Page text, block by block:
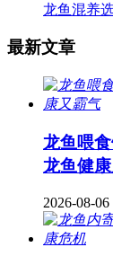
龙鱼混养
最新文章
龙鱼喂
龙鱼健
2026-08-06